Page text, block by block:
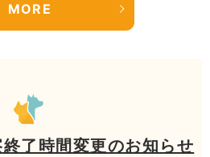
MORE
了時間変更のお知らせ